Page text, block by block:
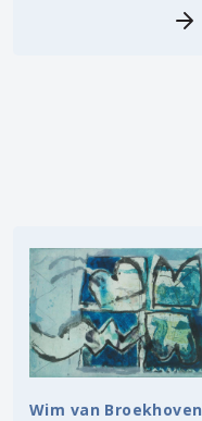
Wim van Broekhoven